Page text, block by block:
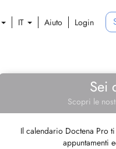
IT Aiuto Login
Sei
Scopri le
Il calendario Doctena Pro
appuntamenti